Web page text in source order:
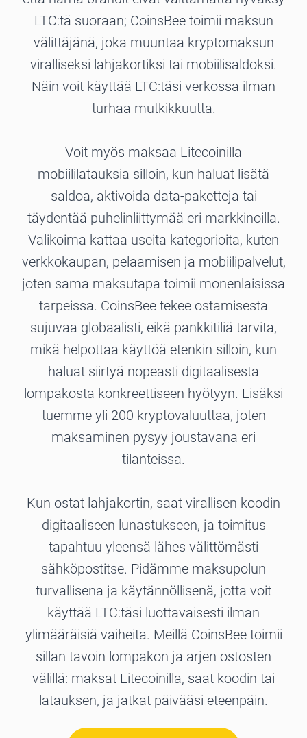
LTC:tä suoraan; CoinsBee toimii maksun
välittäjänä, joka muuntaa kryptomaksun
viralliseksi lahjakortiksi tai mobiilisaldoksi.
Näin voit käyttää LTC:täsi verkossa ilman
turhaa mutkikkuutta.
Voit myös maksaa Litecoinilla
mobiililatauksia silloin, kun haluat lisätä
saldoa, aktivoida data-paketteja tai
täydentää puhelinliittymää eri markkinoilla.
Valikoima kattaa useita kategorioita, kuten
verkkokaupan, pelaamisen ja mobiilipalvelut,
joten sama maksutapa toimii monenlaisissa
tarpeissa. CoinsBee tekee ostamisesta
sujuvaa globaalisti, eikä pankkitiliä tarvita,
mikä helpottaa käyttöä etenkin silloin, kun
haluat siirtyä nopeasti digitaalisesta
lompakosta konkreettiseen hyötyyn. Lisäksi
tuemme yli 200 kryptovaluuttaa, joten
maksaminen pysyy joustavana eri
tilanteissa.
Kun ostat lahjakortin, saat virallisen koodin
digitaaliseen lunastukseen, ja toimitus
tapahtuu yleensä lähes välittömästi
sähköpostitse. Pidämme maksupolun
turvallisena ja käytännöllisenä, jotta voit
käyttää LTC:täsi luottavaisesti ilman
ylimääräisiä vaiheita. Meillä CoinsBee toimii
sillan tavoin lompakon ja arjen ostosten
välillä: maksat Litecoinilla, saat koodin tai
latauksen, ja jatkat päivääsi eteenpäin.